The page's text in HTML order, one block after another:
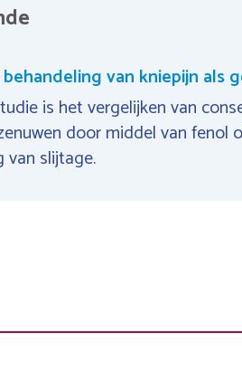
van kniepijn als
is het vergelijken van
door middel van fenol
van slijtage.